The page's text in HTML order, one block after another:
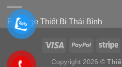
Fanpage Thiết Bị Thái Bình
Copyright 2026 ©